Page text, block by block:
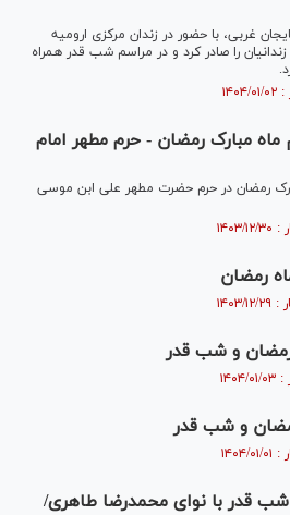
غربی، با حضور در زندان مرکزی ارومیه
را صادر کرد و در مراسم شب قدر همراه
مبارک رمضان - حرم مطهر امام
رمضان در حرم حضرت مطهر علی ابن موسی
رمضان
رمضان و شب قدر با نوای محمدرضا طاهری/